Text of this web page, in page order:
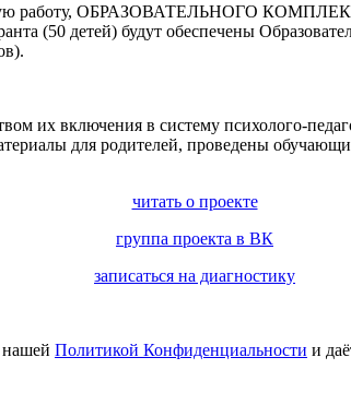
работу, ОБРАЗОВАТЕЛЬНОГО
(50 детей) будут обеспечены
их включения в систему психолого-
для родителей, проведены
читать о проекте
группа проекта в ВК
записаться на диагностику
нашей Политикой Конфиденциальности и